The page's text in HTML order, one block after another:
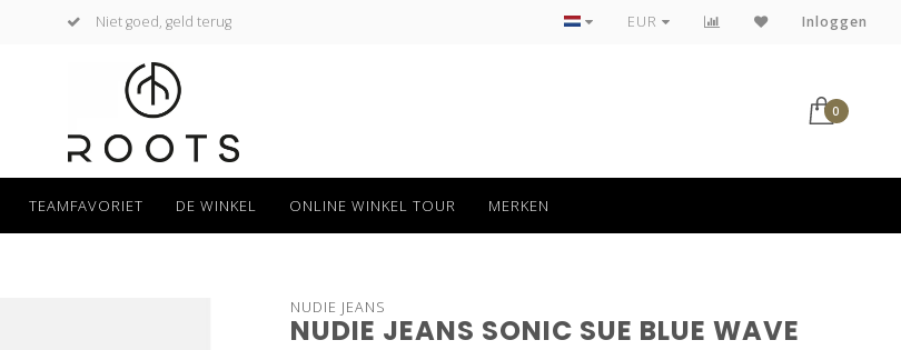
Niet goed, geld terug Tot 30 dagen kan jouw bestelling retour
EUR Inloggen
0
TEAMFAVORIET DE WINKEL ONLINE WINKEL TOUR MERKEN
NUDIE JEANS
NUDIE JEANS SONIC SUE BLUE WAVE